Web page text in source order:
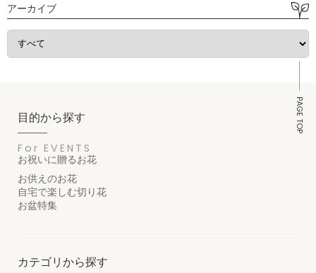
アーカイブ
PAGE TOP
目的から探す
For EVENTS
お祝いに贈るお花
お供えのお花
自宅で楽しむ切り花
お盆特集
カテゴリから探す